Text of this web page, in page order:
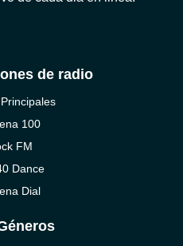
de radio
100
FM
Dance
Dial